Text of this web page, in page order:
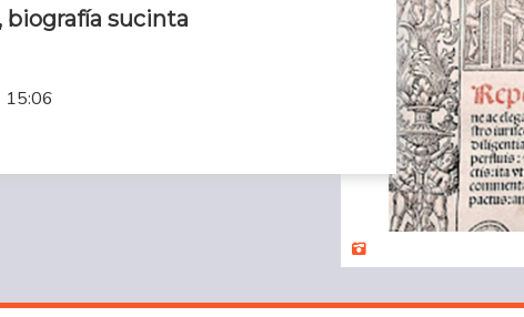
biografía sucinta
15:06